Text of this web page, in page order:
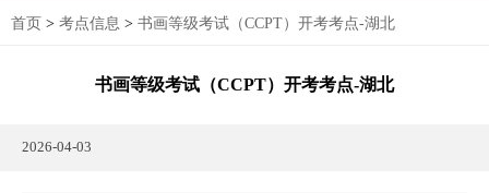
首页 > 考点信息 > 书画等级考试（CCPT）开考考点-湖北
书画等级考试（CCPT）开考考点-湖北
2026-04-03